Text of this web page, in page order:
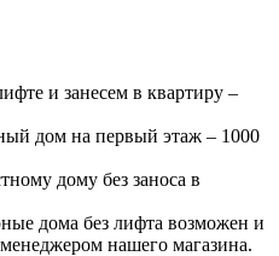
и занесем в квартиру –
дом на первый этаж – 1000
дому без заноса в
дома без лифта возможен и
нашего магазина.